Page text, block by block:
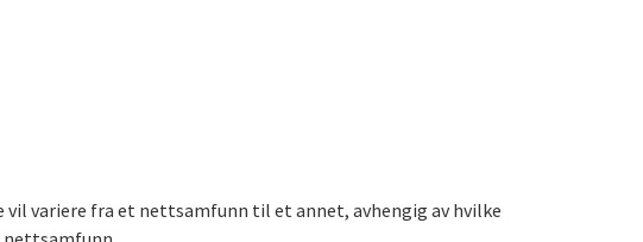
vil variere fra et nettsamfunn til et annet, avhengig av hvilke